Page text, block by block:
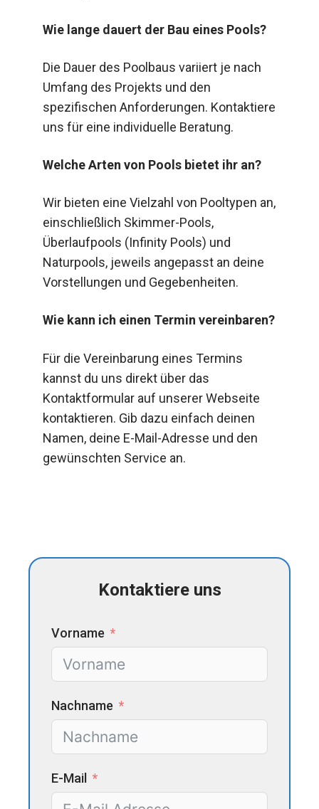
Wie lange dauert der Bau eines Pools?
Die Dauer des Poolbaus variiert je nach
Umfang des Projekts und den
spezifischen Anforderungen. Kontaktiere
uns für eine individuelle Beratung.
Welche Arten von Pools bietet ihr an?
Wir bieten eine Vielzahl von Pooltypen an,
einschließlich Skimmer-Pools,
Überlaufpools (Infinity Pools) und
Naturpools, jeweils angepasst an deine
Vorstellungen und Gegebenheiten.
Wie kann ich einen Termin vereinbaren?
Für die Vereinbarung eines Termins
kannst du uns direkt über das
Kontaktformular auf unserer Webseite
kontaktieren. Gib dazu einfach deinen
Namen, deine E-Mail-Adresse und den
gewünschten Service an.
Kontaktiere uns
Vorname
Nachname
E-Mail